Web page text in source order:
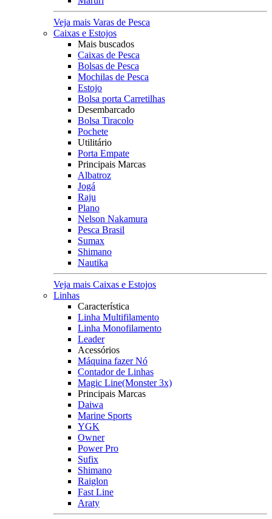
Veja mais Varas de Pesca
Caixas e Estojos
Mais buscados
Caixas de Pesca
Bolsas de Pesca
Mochilas de Pesca
Estojo
Bolsa porta Carretilhas
Desembarcado
Bolsa Tiracolo
Pochete
Utilitário
Porta Empate
Principais Marcas
Albatroz
Jogá
Raju
Plano
Nelson Nakamura
Pesca Brasil
Sumax
Shimano
Nautika
Veja mais Caixas e Estojos
Linhas
Característica
Linha Multifilamento
Linha Monofilamento
Leader
Acessórios
Máquina fazer Nó
Contador de Linhas
Magic Line(Monster 3x)
Principais Marcas
Daiwa
Marine Sports
YGK
Owner
Power Pro
Sufix
Shimano
Raiglon
Fast Line
Araty